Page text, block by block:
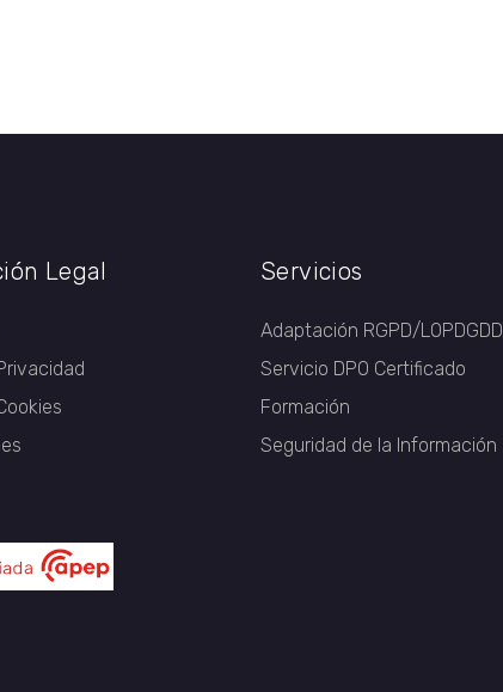
Legal Servicios
Adaptación RGPD/LOPDGDD
Servicio DPO Certificado
Formación
Seguridad de la Información